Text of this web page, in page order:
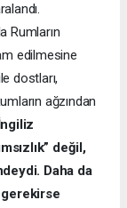
Rumların
edilmesine
dostları,
ağzından
değil,
Daha da